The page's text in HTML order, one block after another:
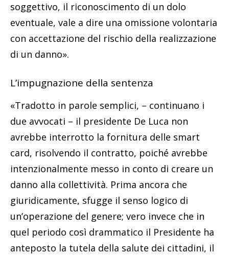
soggettivo, il riconoscimento di un dolo
eventuale, vale a dire una omissione volontaria
con accettazione del rischio della realizzazione
di un danno».
L’impugnazione della sentenza
«Tradotto in parole semplici, – continuano i
due avvocati – il presidente De Luca non
avrebbe interrotto la fornitura delle smart
card, risolvendo il contratto, poiché avrebbe
intenzionalmente messo in conto di creare un
danno alla collettività. Prima ancora che
giuridicamente, sfugge il senso logico di
un’operazione del genere; vero invece che in
quel periodo così drammatico il Presidente ha
anteposto la tutela della salute dei cittadini, il